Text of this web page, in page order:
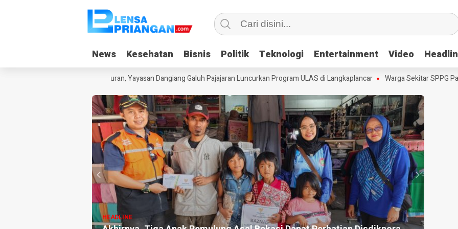
News Kesehatan Bisnis Politik Teknologi Entertainment Video
News Kesehatan Bisnis Politik Teknologi Entertainment Video
Kecanduan Gadget Saat Liburan, Yayasan Dangiang Galuh Pajajaran Luncurkan Program ULAS di Langkaplancar Warga Sekitar SPPG
HEADLINE